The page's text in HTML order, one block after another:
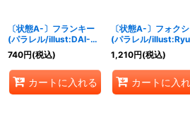
〔状態A-〕フランキー
(パラレル/illust:DAI-
XT.)【R/P】{OP07-
107}
740円(税込)
カートに入れる
〔状態A-〕フォク
(パラレル/
【L/P】{OP07-059}
1,210円(税込)
カートに入